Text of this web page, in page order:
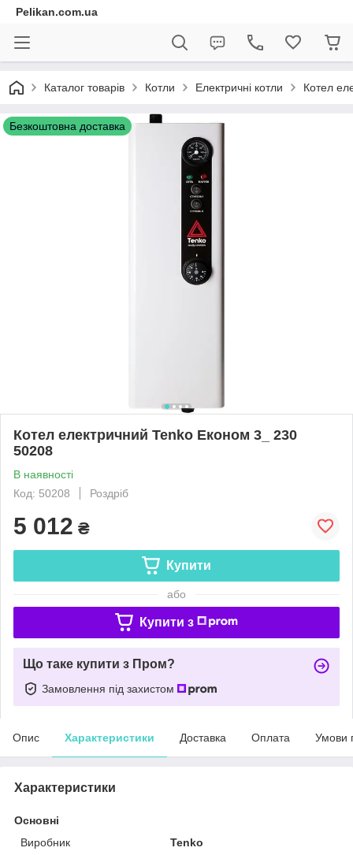
Pelikan.com.ua
Каталог товарів Котли Електричні котли Котел
Безкоштовна доставка
Котел електричний Tenko Економ 3_ 230
50208
В наявності
Код: 50208
Роздріб
5 012 ₴
Купити
або
Купити з
Що таке купити з Пром?
Замовлення під захистом
Опис Характеристики Доставка Оплата Умови
Характеристики
Основні
Виробник
Tenko